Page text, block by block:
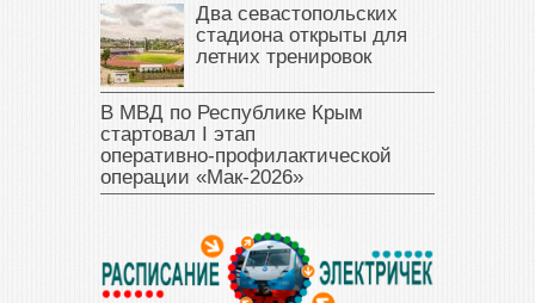
Два севастопольских
стадиона открыты для
летних тренировок
В МВД по Республике Крым
стартовал I этап
оперативно‑профилактической
операции «Мак‑2026»